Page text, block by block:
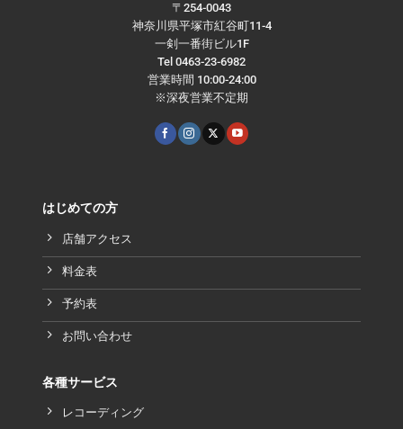
〒254-0043
神奈川県平塚市紅谷町11-4
一剣一番街ビル1F
Tel 0463-23-6982
営業時間 10:00-24:00
※深夜営業不定期
はじめての方
店舗アクセス
料金表
予約表
お問い合わせ
各種サービス
レコーディング